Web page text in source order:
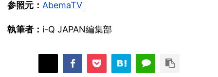
参照元： AbemaTV
執筆者： i-Q JAPAN編集部